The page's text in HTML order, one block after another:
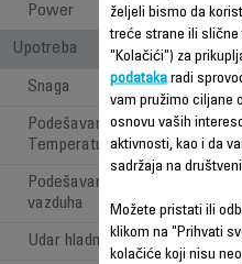
Power
Upotreba
Snaga
Podešavanje Brzine /
Temperature
Podešavanja protoka
vazduha
Udar hladnog vazduha
željeli bismo da
treće strane ili slične
"Kolačići") za
podatakaradi
vam pružimo ciljane
osnovu vaših
aktivnosti, kao i da
sadržaja na
Možete pristati ili
klikom na "Prihvati
kolačiće koji nisu